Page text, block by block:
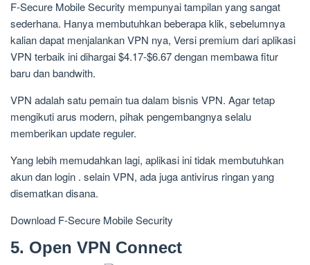
F-Secure Mobile Security mempunyai tampilan yang sangat
sederhana. Hanya membutuhkan beberapa klik, sebelumnya
kalian dapat menjalankan VPN nya, Versi premium dari aplikasi
VPN terbaik ini dihargai $4.17-$6.67 dengan membawa fitur
baru dan bandwith.
VPN adalah satu pemain tua dalam bisnis VPN. Agar tetap
mengikuti arus modern, pihak pengembangnya selalu
memberikan update reguler.
Yang lebih memudahkan lagi, aplikasi ini tidak membutuhkan
akun dan login . selain VPN, ada juga antivirus ringan yang
disematkan disana.
Download F-Secure Mobile Security
5. Open VPN Connect